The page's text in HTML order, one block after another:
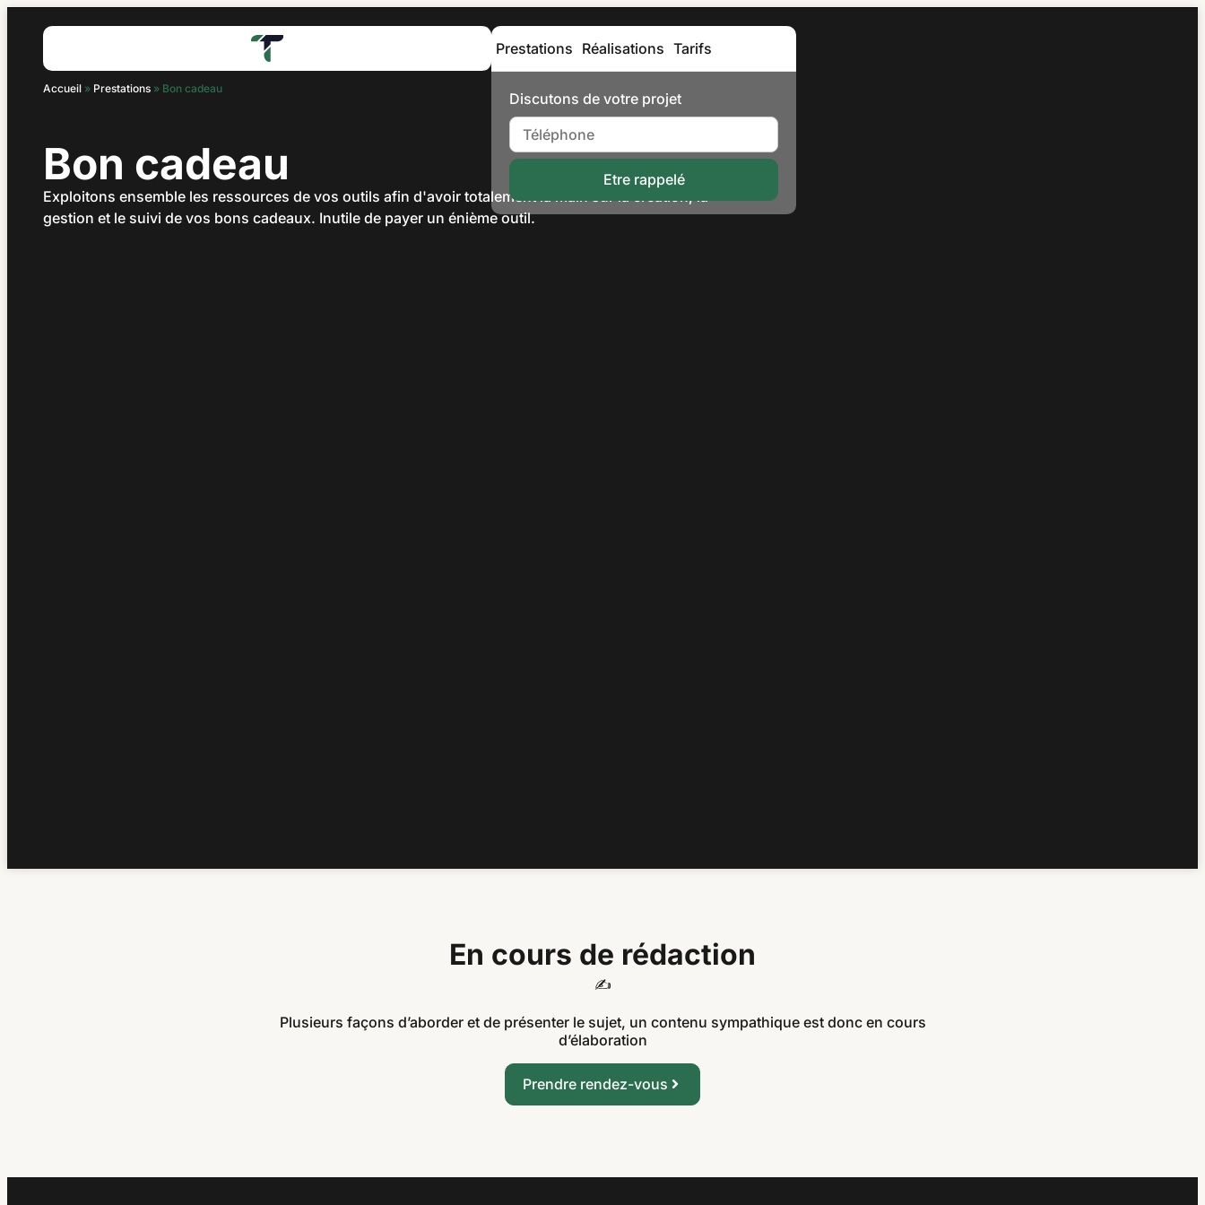
Accueil » Prestations » Bon cadeau
Prestations Réalisations Tarifs
Discutons de votre projet
Etre rappelé
Bon cadeau
Exploitons ensemble les ressources de vos outils afin d'avoir totalement la main sur la création, la
gestion et le suivi de vos bons cadeaux. Inutile de payer un énième outil.
En cours de rédaction
✍️
Plusieurs façons d’aborder et de présenter le sujet, un contenu sympathique est donc en cours
d’élaboration
Prendre rendez-vous